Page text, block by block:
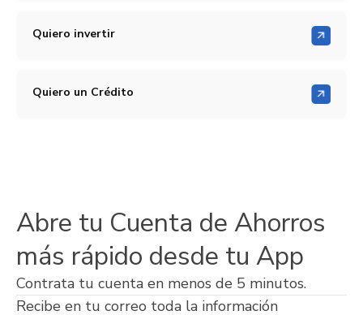
Quiero invertir
Quiero un Crédito
Abre tu Cuenta de Ahorros
más rápido desde tu App
Contrata tu cuenta en menos de 5 minutos.
Recibe en tu correo toda la información